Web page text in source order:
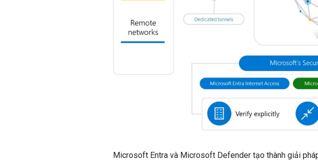
Microsoft Entra và Microsoft Defender tạo thành giải